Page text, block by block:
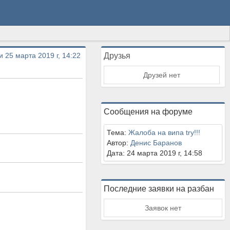
25 марта 2019 г, 14:22
Друзья
Друзей нет
Сообщения на форуме
Тема: Жалоба на випа try!!!
Автор: Денис Баранов
Дата: 24 марта 2019 г, 14:58
Последние заявки на разбан
Заявок нет